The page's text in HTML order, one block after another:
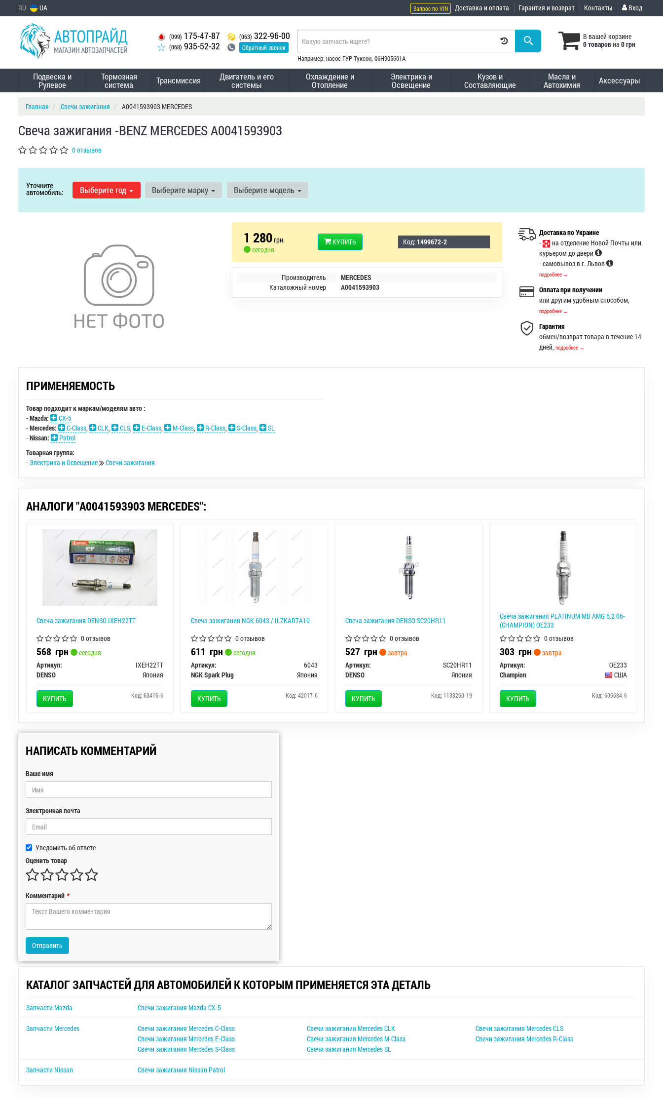
RU UA Запрос по VIN Доставка и оплата Гарантия и возврат Контакты Вход
(099) 175-47-87
(068) 935-52-32
(063) 322-96-00
Обратный звонок
В вашей корзине
0 товаровна 0 грн
Например: насос ГУР Туксон, 06H905601A
Подвеска и
Рулевое
Тормозная
система Трансмиссия Двигатель и его
системы
Охлаждение и
Отопление
Электрика и
Освещение
Кузов и
Составляющие
Масла и
Автохимия Аксессуары
Главная Свечи зажигания A0041593903 MERCEDES
Свеча зажигания -BENZ MERCEDES A0041593903
0 отзывов
Уточните
автомобиль: Выберите год Выберите марку Выберите модель
1 280грн.
сегодня
КУПИТЬ Код: 1499672-2
Производитель
MERCEDES
Каталожный номер
A0041593903
Доставка по Украине
-
на отделение Новой Почты или
курьером до двери
- самовывоз в г. Львов
подробнее →
Оплата при получении
или другим удобным способом,
подробнее →
Гарантия
обмен/возврат товара в течение 14
дней,подробнее →
ПРИМЕНЯЕМОСТЬ
Товар подходит к маркам/моделям авто :
-Mazda:
CX-5
-Mercedes: C-Class, CLK, CLS, E-Class, M-Class, R-Class, S-Class,
SL
-Nissan:
Patrol
Товарная группа:
- Электрика и Освещение Свечи зажигания
АНАЛОГИ "A0041593903 MERCEDES":
Свеча зажигания DENSO IXEH22TT
0 отзывов
568 грн
сегодня
Артикул:
IXEH22TT
DENSO
Япония
КУПИТЬ Код: 63416-6
Свеча зажигания NGK 6043 / ILZKAR7A10
0 отзывов
611 грн
сегодня
Артикул:
6043
NGK Spark Plug
Япония
КУПИТЬ Код: 42017-6
Свеча зажигания DENSO SC20HR11
0 отзывов
527 грн
завтра
Артикул:
SC20HR11
DENSO
Япония
КУПИТЬ Код: 1133260-19
Свеча зажигания PLATINUM MB AMG 6.2 06-
(CHAMPION) OE233
0 отзывов
303грн
завтра
Артикул:
OE233
Champion
США
КУПИТЬ Код: 606684-6
НАПИСАТЬ КОММЕНТАРИЙ
Ваше имя
Электронная почта
Уведомить об ответе
Оценить товар
Комментарий *
Отправить
КАТАЛОГ ЗАПЧАСТЕЙ ДЛЯ АВТОМОБИЛЕЙ К КОТОРЫМ ПРИМЕНЯЕТСЯ ЭТА ДЕТАЛЬ
Запчасти Mazda Свечи зажигания Mazda CX-5
Запчасти Mercedes Свечи зажигания Mercedes C-Class Свечи зажигания Mercedes CLK
Свечи зажигания Mercedes CLS
Свечи зажигания Mercedes E-Class
Свечи зажигания Mercedes M-Class
Свечи зажигания Mercedes R-Class
Свечи зажигания Mercedes S-Class
Свечи зажигания Mercedes SL
Запчасти Nissan Свечи зажигания Nissan Patrol